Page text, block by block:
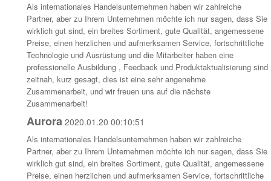
Als internationales Handelsunternehmen haben wir zahlreiche
Partner, aber zu Ihrem Unternehmen möchte ich nur sagen, dass Sie
wirklich gut sind, ein breites Sortiment, gute Qualität, angemessene
Preise, einen herzlichen und aufmerksamen Service, fortschrittliche
Technologie und Ausrüstung und die Mitarbeiter haben eine
professionelle Ausbildung , Feedback und Produktaktualisierung sind
zeitnah, kurz gesagt, dies ist eine sehr angenehme
Zusammenarbeit, und wir freuen uns auf die nächste
Zusammenarbeit!
Aurora 2020.01.20 00:10:51
Als internationales Handelsunternehmen haben wir zahlreiche
Partner, aber zu Ihrem Unternehmen möchte ich nur sagen, dass Sie
wirklich gut sind, ein breites Sortiment, gute Qualität, angemessene
Preise, einen herzlichen und aufmerksamen Service, fortschrittliche